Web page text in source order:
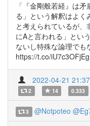
「『金剛般若経』は
る」という解釈はよく
と考えられているが
にAと言われる」とい
ないし特殊な論理でも
https://t.co/iU7c3OFjEg
2022-04-21
2 14 0.333
3 @Notpoteo